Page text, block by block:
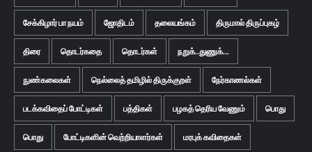
சேக்கிழார் பா நயம் ஜோதிடம் தலையங்கம் திருமால் திருப்புகழ்
திரை தொடர்கதை தொடர்கள் நறுக்..துணுக்...
நுண்கலைகள் நெல்லைத் தமிழில் திருக்குறள் நேர்காணல்கள்
படக்கவிதைப் போட்டிகள் பத்திகள் பழகத் தெரிய வேணும் பொது
பொது போட்டிகளின் வெற்றியாளர்கள் மரபுக் கவிதைகள்